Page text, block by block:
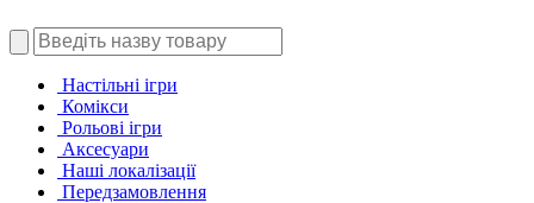
Настільні ігри
Комікси
Рольові ігри
Аксесуари
Наші локалізації
Передзамовлення